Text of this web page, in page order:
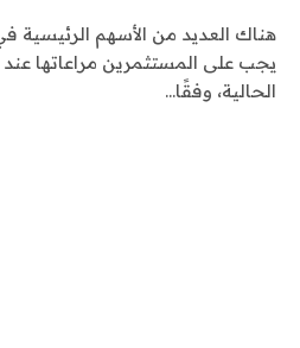
هناك العديد من الأسهم الرئيسية
يجب على المستثمرين مراعاتها
الحالية، وفقًا…